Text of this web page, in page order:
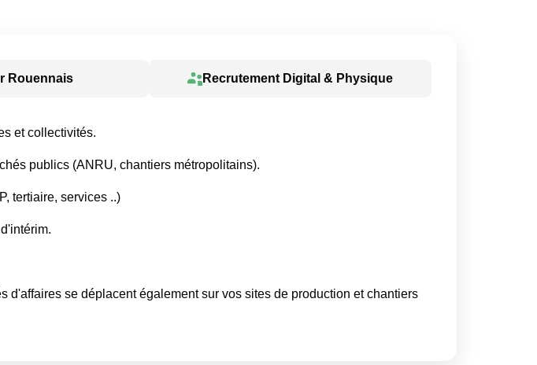
Rouennais Recrutement Digital & Physique
et collectivités.
publics (ANRU, chantiers métropolitains).
tertiaire, services ..)
se déplacent également sur vos sites de production et chantiers